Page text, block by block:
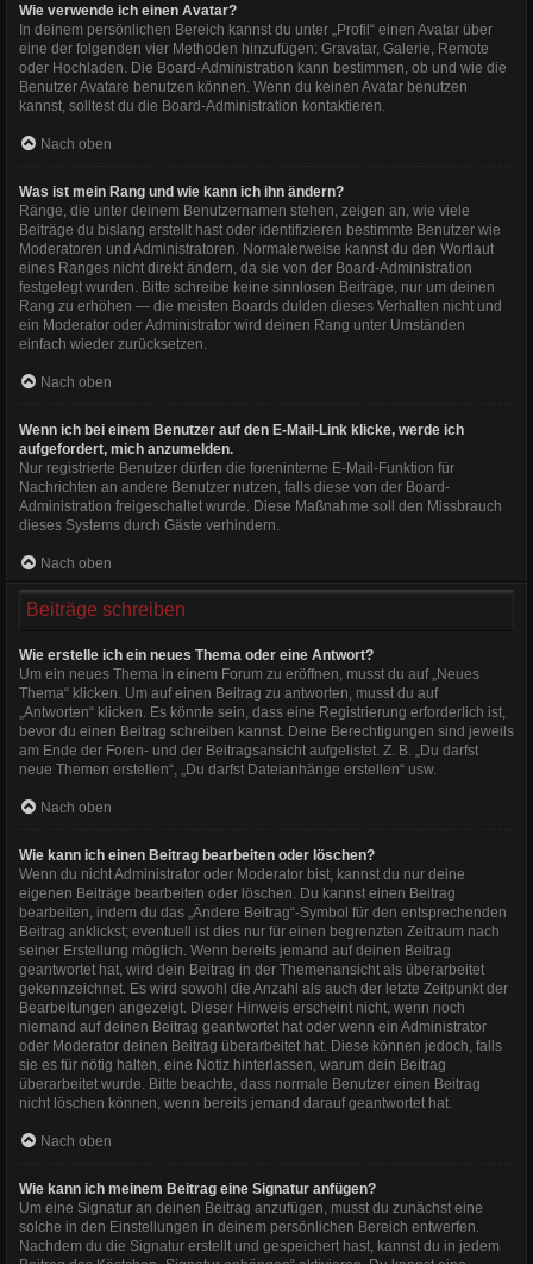
Wie verwende ich einen Avatar?
In deinem persönlichen Bereich kannst du unter „Profil“ einen Avatar über
eine der folgenden vier Methoden hinzufügen: Gravatar, Galerie, Remote
oder Hochladen. Die Board-Administration kann bestimmen, ob und wie die
Benutzer Avatare benutzen können. Wenn du keinen Avatar benutzen
kannst, solltest du die Board-Administration kontaktieren.
Nach oben
Was ist mein Rang und wie kann ich ihn ändern?
Ränge, die unter deinem Benutzernamen stehen, zeigen an, wie viele
Beiträge du bislang erstellt hast oder identifizieren bestimmte Benutzer wie
Moderatoren und Administratoren. Normalerweise kannst du den Wortlaut
eines Ranges nicht direkt ändern, da sie von der Board-Administration
festgelegt wurden. Bitte schreibe keine sinnlosen Beiträge, nur um deinen
Rang zu erhöhen — die meisten Boards dulden dieses Verhalten nicht und
ein Moderator oder Administrator wird deinen Rang unter Umständen
einfach wieder zurücksetzen.
Nach oben
Wenn ich bei einem Benutzer auf den E-Mail-Link klicke, werde ich
aufgefordert, mich anzumelden.
Nur registrierte Benutzer dürfen die foreninterne E-Mail-Funktion für
Nachrichten an andere Benutzer nutzen, falls diese von der Board-
Administration freigeschaltet wurde. Diese Maßnahme soll den Missbrauch
dieses Systems durch Gäste verhindern.
Nach oben
Beiträge schreiben
Wie erstelle ich ein neues Thema oder eine Antwort?
Um ein neues Thema in einem Forum zu eröffnen, musst du auf „Neues
Thema“ klicken. Um auf einen Beitrag zu antworten, musst du auf
„Antworten“ klicken. Es könnte sein, dass eine Registrierung erforderlich ist,
bevor du einen Beitrag schreiben kannst. Deine Berechtigungen sind jeweils
am Ende der Foren- und der Beitragsansicht aufgelistet. Z. B. „Du darfst
neue Themen erstellen“, „Du darfst Dateianhänge erstellen“ usw.
Nach oben
Wie kann ich einen Beitrag bearbeiten oder löschen?
Wenn du nicht Administrator oder Moderator bist, kannst du nur deine
eigenen Beiträge bearbeiten oder löschen. Du kannst einen Beitrag
bearbeiten, indem du das „Ändere Beitrag“-Symbol für den entsprechenden
Beitrag anklickst; eventuell ist dies nur für einen begrenzten Zeitraum nach
seiner Erstellung möglich. Wenn bereits jemand auf deinen Beitrag
geantwortet hat, wird dein Beitrag in der Themenansicht als überarbeitet
gekennzeichnet. Es wird sowohl die Anzahl als auch der letzte Zeitpunkt der
Bearbeitungen angezeigt. Dieser Hinweis erscheint nicht, wenn noch
niemand auf deinen Beitrag geantwortet hat oder wenn ein Administrator
oder Moderator deinen Beitrag überarbeitet hat. Diese können jedoch, falls
sie es für nötig halten, eine Notiz hinterlassen, warum dein Beitrag
überarbeitet wurde. Bitte beachte, dass normale Benutzer einen Beitrag
nicht löschen können, wenn bereits jemand darauf geantwortet hat.
Nach oben
Wie kann ich meinem Beitrag eine Signatur anfügen?
Um eine Signatur an deinen Beitrag anzufügen, musst du zunächst eine
solche in den Einstellungen in deinem persönlichen Bereich entwerfen.
Nachdem du die Signatur erstellt und gespeichert hast, kannst du in jedem